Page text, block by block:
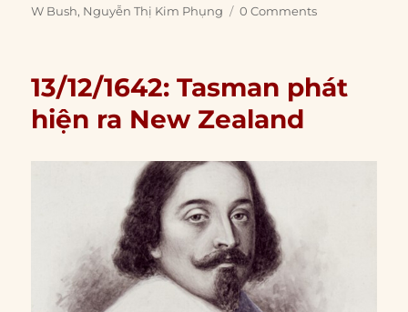
W Bush, Nguyễn Thị Kim Phụng 0 Comments
13/12/1642: Tasman phát
hiện ra New Zealand